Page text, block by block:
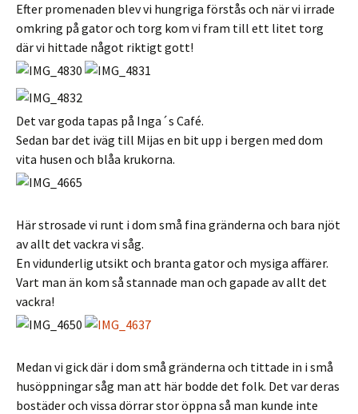
Efter promenaden blev vi hungriga förstås och när vi irrade
omkring på gator och torg kom vi fram till ett litet torg
där vi hittade något riktigt gott!
Det var goda tapas på Inga´s Café.
Sedan bar det iväg till Mijas en bit upp i bergen med dom
vita husen och blåa krukorna.
Här strosade vi runt i dom små fina gränderna och bara njöt
av allt det vackra vi såg.
En vidunderlig utsikt och branta gator och mysiga affärer.
Vart man än kom så stannade man och gapade av allt det
vackra!
Medan vi gick där i dom små gränderna och tittade in i små
husöppningar såg man att här bodde det folk. Det var deras
bostäder och vissa dörrar stor öppna så man kunde inte